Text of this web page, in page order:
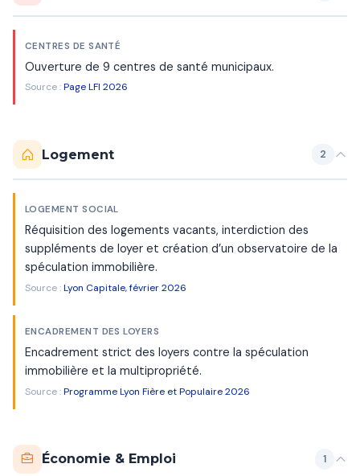
CENTRES DE SANTÉ
Ouverture de 9 centres de santé municipaux.
Source :Page LFI 2026
Logement 2
LOGEMENT SOCIAL
Réquisition des logements vacants, interdiction des
suppléments de loyer et création d’un observatoire de la
spéculation immobilière.
Source :Lyon Capitale, février 2026
ENCADREMENT DES LOYERS
Encadrement strict des loyers contre la spéculation
immobilière et la multipropriété.
Source :Programme Lyon Fière et Populaire 2026
Économie & Emploi 1